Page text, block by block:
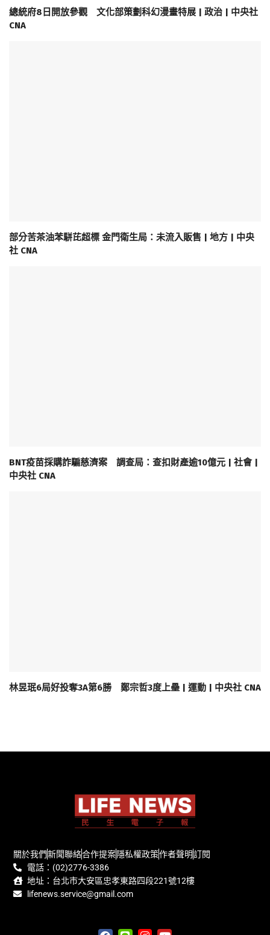
總統府8日開放參觀 文化部策劃科幻漫畫特展 | 政治 | 中央社
CNA
部分苦茶油苯駢芘超標 金門衛生局：未流入販售 | 地方 | 中央
社 CNA
BNT疫苗採購詐騙慈濟案 調查局：查扣財產逾10億元 | 社會 |
中央社 CNA
林昱珉6局好投奪3A第6勝 鄭宗哲3度上壘 | 運動 | 中央社 CNA
關於我們新聞聯絡合作提案隱私權政策作者聲明訂閱
電話：(02)2776-3386
地址：台北市大安區忠孝東路四段221號12樓
lifenews.service@gmail.com